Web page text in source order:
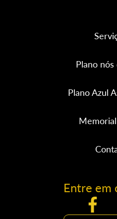
Plano nós
Plano Azul
Entre em